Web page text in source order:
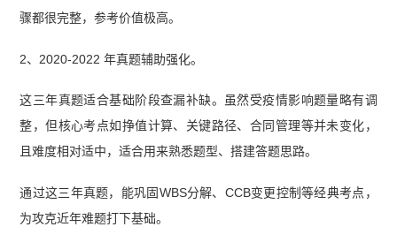
骤都很完整，参考价值极高。
2、2020-2022 年真题辅助强化。
这三年真题适合基础阶段查漏补缺。虽然受疫情影响题量略有调
整，但核心考点如挣值计算、关键路径、合同管理等并未变化，
且难度相对适中，适合用来熟悉题型、搭建答题思路。
通过这三年真题，能巩固WBS分解、CCB变更控制等经典考点，
为攻克近年难题打下基础。